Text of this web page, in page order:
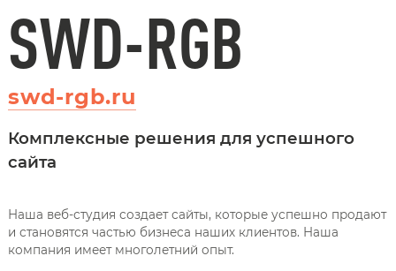
SWD-RGB
swd-rgb.ru
Комплексные решения для успешного
сайта
Наша веб-студия создает сайты, которые успешно продают
и становятся частью бизнеса наших клиентов. Наша
компания имеет многолетний опыт.